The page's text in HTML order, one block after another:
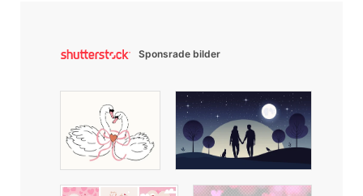
Sponsrade bilder